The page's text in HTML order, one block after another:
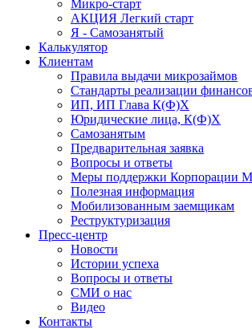
Микро-старт
АКЦИЯ Легкий старт
Я - Самозанятый
Калькулятор
Клиентам
Правила выдачи микрозаймов
Стандарты реализации
ИП, ИП Глава К(Ф)Х
Юридические лица, К(Ф)Х
Самозанятым
Предварительная заявка
Вопросы и ответы
Меры поддержки Корпорации
Полезная информация
Мобилизованным заемщикам
Реструктуризация
Пресс-центр
Новости
Истории успеха
Вопросы и ответы
СМИ о нас
Видео
Контакты